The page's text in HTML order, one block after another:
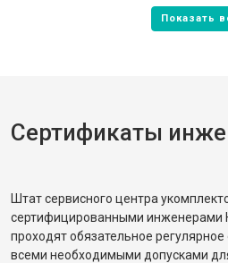
Сертификаты
Штат сервисного центра
сертифицированными инженерами
проходят обязательное
всеми необходимыми допусками